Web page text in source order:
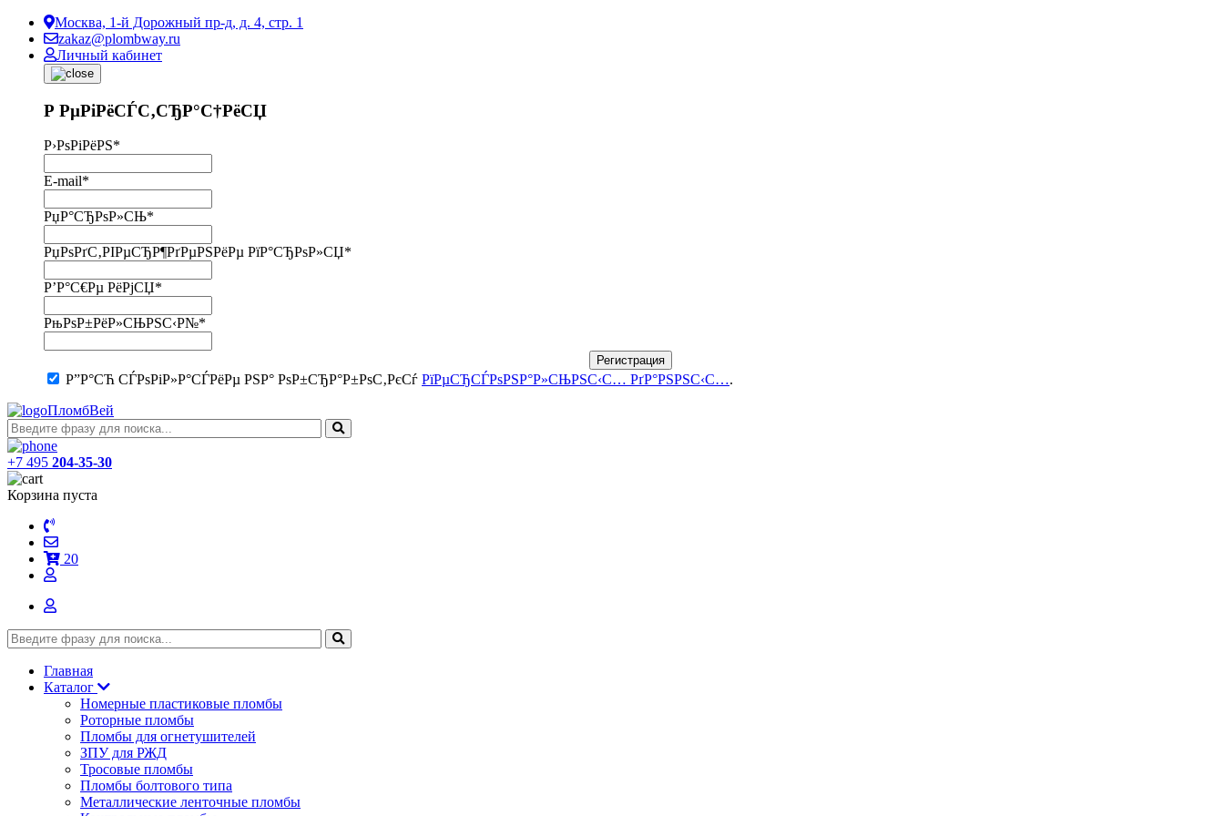
Москва, 1-й Дорожный пр-д, д. 4, стр. 1
zakaz@plombway.ru
Личный кабинет
Р РµРіРёСЃС‚СЂР°С†РёСЏ
Р›РѕРіРёРЅ*
E-mail*
РџР°СЂРѕР»СЊ*
РџРѕРґС‚РІРµСЂР¶РґРµРЅРёРµ РїР°СЂРѕР»СЏ*
Р’Р°С€Рµ РёРјСЏ*
РњРѕР±РёР»СЊРЅС‹Р№*
Регистрация
Р”Р°СЋ СЃРѕРіР»Р°СЃРёРµ РЅР° РѕР±СЂР°Р±РѕС‚РєСѓ РїРµСЂСЃРѕРЅР°Р»СЊРЅС‹С… РґР°РЅРЅС‹С….
ПломбВей
+7 495 204-35-30
Корзина пуста
20
Главная
Каталог
Номерные пластиковые пломбы
Роторные пломбы
Пломбы для огнетушителей
ЗПУ для РЖД
Тросовые пломбы
Пломбы болтового типа
Металлические ленточные пломбы